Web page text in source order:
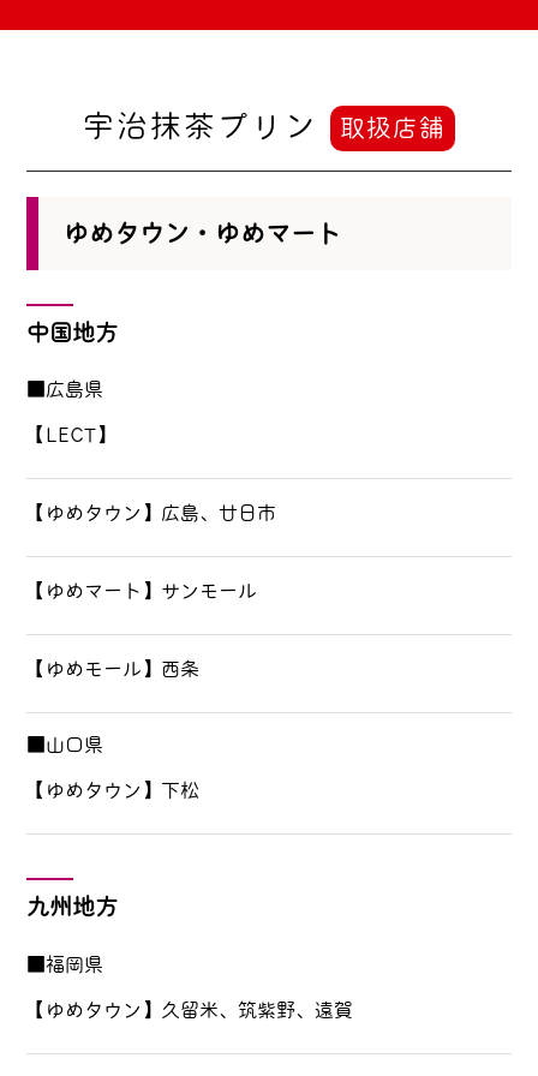
宇治抹茶プリン 取扱店舗
ゆめタウン・ゆめマート
中国地方
■広島県
【LECT】
【ゆめタウン】広島、廿日市
【ゆめマート】サンモール
【ゆめモール】西条
■山口県
【ゆめタウン】下松
九州地方
■福岡県
【ゆめタウン】久留米、筑紫野、遠賀